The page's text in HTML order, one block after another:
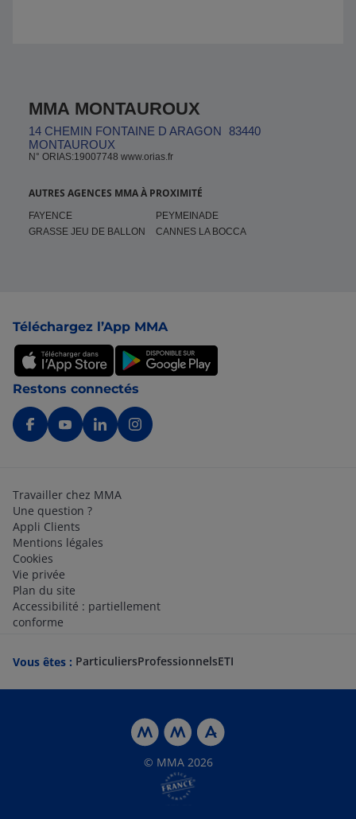
MMA MONTAUROUX
14 CHEMIN FONTAINE D ARAGON 83440
MONTAUROUX
N° ORIAS:19007748 www.orias.fr
AUTRES AGENCES MMA À PROXIMITÉ
FAYENCE
PEYMEINADE
GRASSE JEU DE BALLON
CANNES LA BOCCA
Téléchargez l’App MMA
Restons connectés
Travailler chez MMA
Une question ?
Appli Clients
Mentions légales
Cookies
Vie privée
Plan du site
Accessibilité : partiellement
conforme
Vous êtes : ParticuliersProfessionnelsETI
© MMA 2026